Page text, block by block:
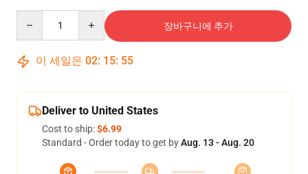
장바구니에 추가
이 세일은 02: 15: 54
Deliver to United States
Cost to ship:$6.99
Standard - Order today to get byAug. 13 - Aug. 20